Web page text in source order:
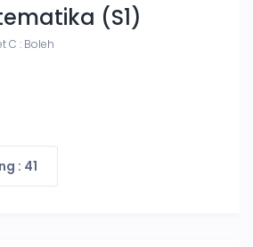
(S1)
C : Boleh
: 41